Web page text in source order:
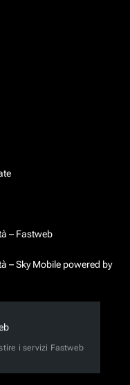
– Fastweb
– Sky Mobile powered by
i servizi Fastweb